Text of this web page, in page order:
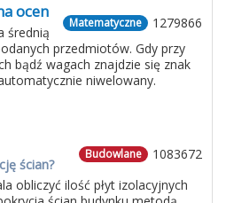
1279866
Matematyczne
ocen
średnią
przedmiotów. Gdy przy
bądź wagach znajdzie się znak
niwelowany.
1083672
Budowlane
ścian?
obliczyć ilość płyt izolacyjnych